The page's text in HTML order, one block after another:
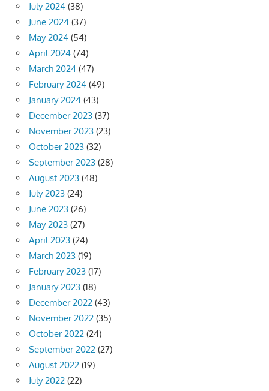
July 2024 (38)
June 2024 (37)
May 2024 (54)
April 2024 (74)
March 2024 (47)
February 2024 (49)
January 2024 (43)
December 2023 (37)
November 2023 (23)
October 2023 (32)
September 2023 (28)
August 2023 (48)
July 2023 (24)
June 2023 (26)
May 2023 (27)
April 2023 (24)
March 2023 (19)
February 2023 (17)
January 2023 (18)
December 2022 (43)
November 2022 (35)
October 2022 (24)
September 2022 (27)
August 2022 (19)
July 2022 (22)